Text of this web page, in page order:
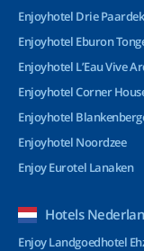
Enjoyhotel Drie
Enjoyhotel Eburon
Enjoyhotel L’Eau Vive
Enjoyhotel Corner
Enjoyhotel
Enjoyhotel Noordzee
Enjoy Eurotel Lanaken
Hotels
Enjoy Landgoedhotel